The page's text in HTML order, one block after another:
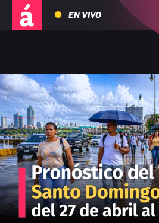
EN VIVO